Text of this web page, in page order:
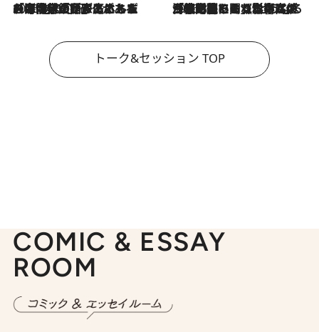
2026.8.3
「今後値上げがあるとすれば…」「リスクがあるのは今年の冬」エネルギー専門家が語る、ホルムズ海峡封鎖が家庭にもたらす“ある心配” 2026.8.3
「住宅建てられない…」「サーチャージ料の高値が続いている」ホルムズ海峡封鎖による影響はいつまで続く？《エネルギー専門家に聞く“どうなる日本の暮らし”》
トーク&セッション TOP
COMIC & ESSAY
ROOM